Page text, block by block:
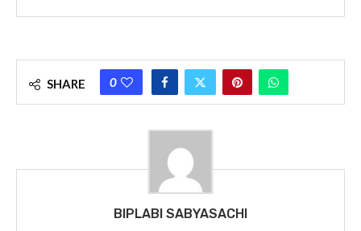
SHARE 0
BIPLABI SABYASACHI